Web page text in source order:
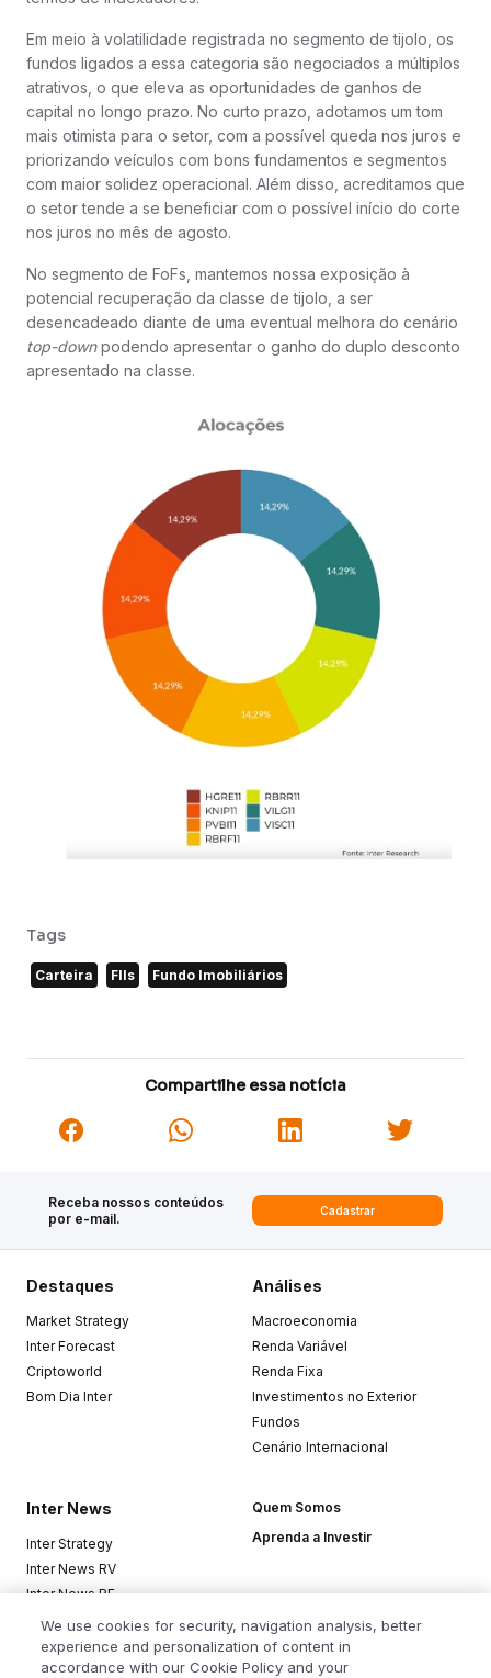
Em meio à volatilidade registrada no segmento de tijolo, os
fundos ligados a essa categoria são negociados a múltiplos
atrativos, o que eleva as oportunidades de ganhos de
capital no longo prazo. No curto prazo, adotamos um tom
mais otimista para o setor, com a possível queda nos juros e
priorizando veículos com bons fundamentos e segmentos
com maior solidez operacional. Além disso, acreditamos que
o setor tende a se beneficiar com o possível início do corte
nos juros no mês de agosto.
No segmento de FoFs, mantemos nossa exposição à
potencial recuperação da classe de tijolo, a ser
desencadeado diante de uma eventual melhora do cenário
top-downpodendo apresentar o ganho do duplo desconto
apresentado na classe.
Tags
Carteira FIIs Fundo Imobiliários
Compartilhe essa notícia
Receba nossos conteúdos
por e-mail.
Cadastrar
Destaques
Market Strategy
Inter Forecast
Criptoworld
Bom Dia Inter
Análises
Macroeconomia
Renda Variável
Renda Fixa
Investimentos no Exterior
Fundos
Cenário Internacional
Inter News
Inter Strategy
Inter News RV
Inter News RF
Top Funds
Quem Somos
Aprenda a Investir
We use cookies for security, navigation analysis, better
experience and personalization of content in
accordance with our Cookie Policy and your